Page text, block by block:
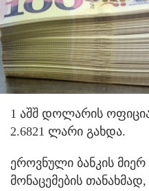
1 აშშ დოლარის
2.6821 ლარი გახდა.
ეროვნული ბანკის
მონაცემების